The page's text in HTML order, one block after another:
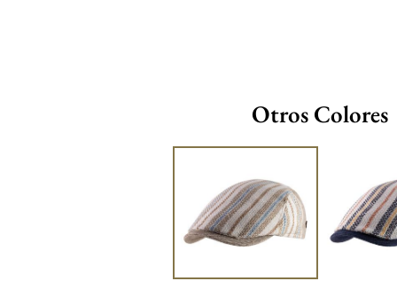
Otros Colores